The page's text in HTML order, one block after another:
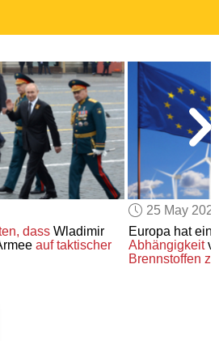
SUBSCRIBE
EDUCATIONAL LICENSES
GIFT CARDS
OTHER LANGUAGES
ABOUT US
ALEXA
ADJUST COLORS
dassWladimir
auf taktischer
25 May
Europa hat
Abhängigkeit
Brennstoffen